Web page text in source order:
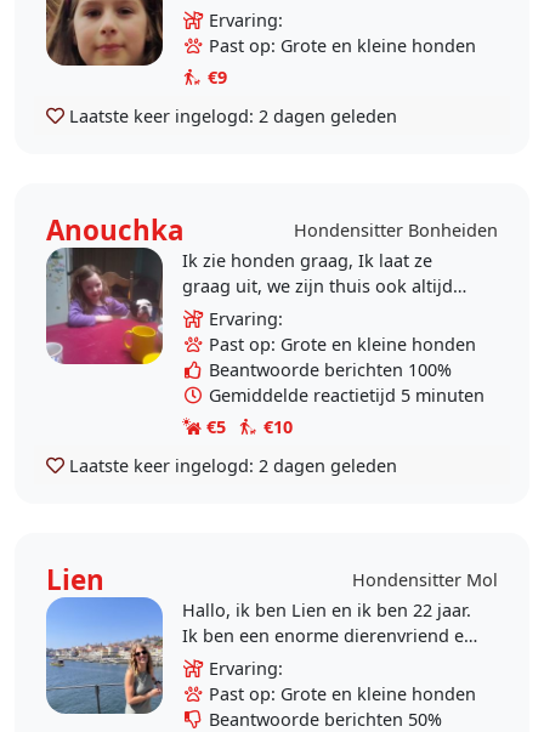
Wij willen graag met hond(en) gaan
wandelen in regio Boechout
wanneer het baasje..
Ervaring:
Past op: Grote en kleine honden
€9
Laatste keer ingelogd: 2 dagen geleden
Anouchka
Hondensitter Bonheiden
Ik zie honden graag, Ik laat ze
graag uit, we zijn thuis ook altijd
bezit geweest van honden, groot
dieren vriend, altijd lief en rustig
tegen de..
Ervaring:
Past op: Grote en kleine honden
Beantwoorde berichten 100%
Gemiddelde reactietijd 5 minuten
€5
€10
Laatste keer ingelogd: 2 dagen geleden
Lien
Hondensitter Mol
Hallo, ik ben Lien en ik ben 22 jaar.
Ik ben een enorme dierenvriend en
ik doe niks liever dan bezig zijn met
dieren. Vroeger heb ik zelf een
hond..
Ervaring:
Past op: Grote en kleine honden
Beantwoorde berichten 50%